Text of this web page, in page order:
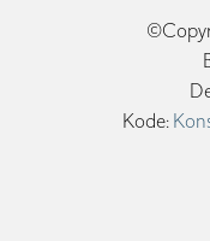
Kode: